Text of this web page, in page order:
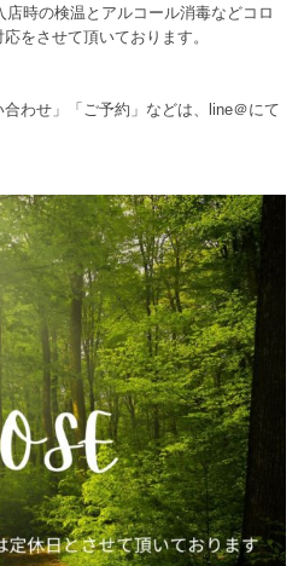
時の検温とアルコール消毒などコロ
をさせて頂いております。
わせ」「ご予約」などは、line＠にて